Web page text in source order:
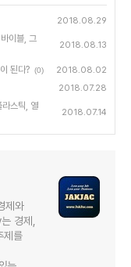
2018.08.29
이블, 그
2018.08.13
된다? (0) 2018.08.02
2018.07.28
라스틱, 열
2018.07.14
제와
경제,
제를